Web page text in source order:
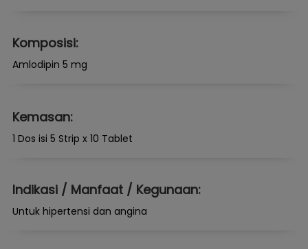
Komposisi:
Amlodipin 5 mg
Kemasan:
1 Dos isi 5 Strip x 10 Tablet
Indikasi / Manfaat / Kegunaan:
Untuk hipertensi dan angina